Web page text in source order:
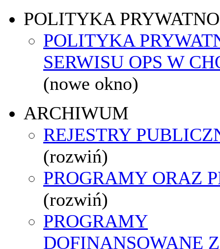
POLITYKA
POLITYKA
SERWISU OPS W
(nowe okno)
ARCHIWUM
REJESTRY
(rozwiń)
PROGRAMY ORAZ
(rozwiń)
PROGRAMY
DOFINANSOWANE Z